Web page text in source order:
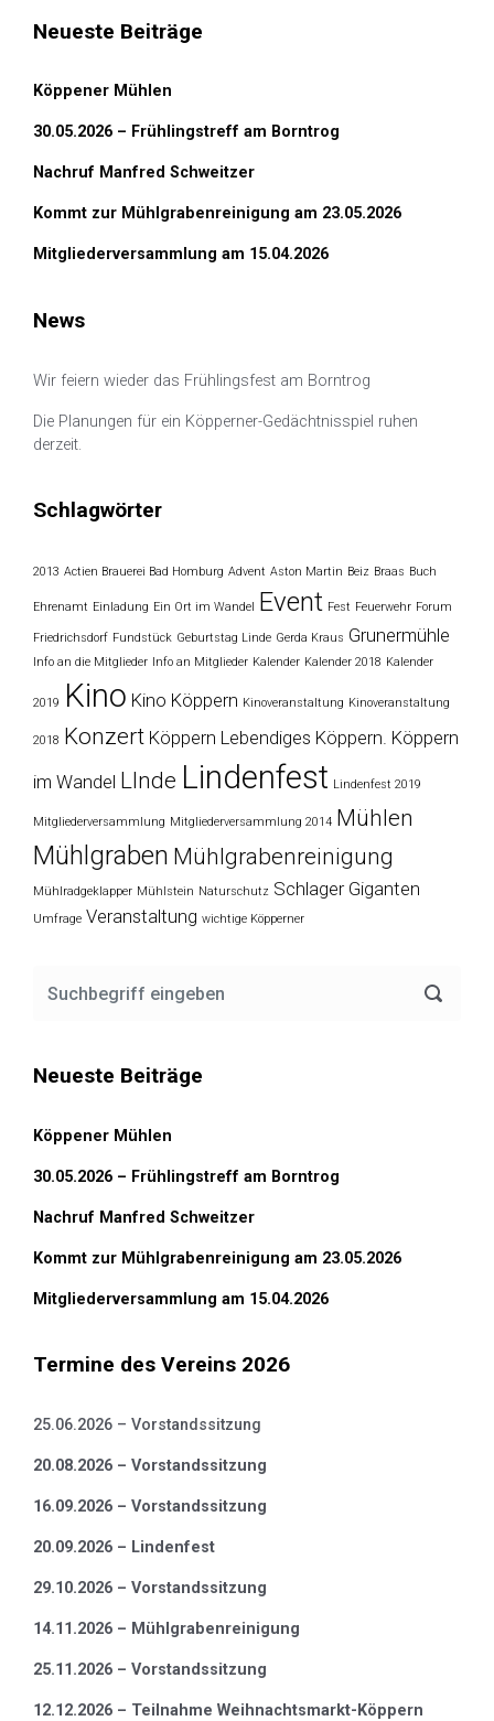
Neueste Beiträge
Köppener Mühlen
30.05.2026 – Frühlingstreff am Borntrog
Nachruf Manfred Schweitzer
Kommt zur Mühlgrabenreinigung am 23.05.2026
Mitgliederversammlung am 15.04.2026
News
Wir feiern wieder das Frühlingsfest am Borntrog
Die Planungen für ein Köpperner-Gedächtnisspiel ruhen
derzeit.
Schlagwörter
2013 Actien Brauerei Bad Homburg Advent Aston Martin Beiz Braas Buch
Ehrenamt Einladung Ein Ort im Wandel Event Fest Feuerwehr Forum
Friedrichsdorf Fundstück Geburtstag Linde Gerda Kraus Grunermühle
Info an die Mitglieder Info an Mitglieder Kalender Kalender 2018 Kalender
2019 Kino Kino Köppern Kinoveranstaltung Kinoveranstaltung
2018 Konzert Köppern Lebendiges Köppern. Köppern
im Wandel LInde Lindenfest Lindenfest 2019
Mitgliederversammlung Mitgliederversammlung 2014 Mühlen
Mühlgraben Mühlgrabenreinigung
Mühlradgeklapper Mühlstein Naturschutz Schlager Giganten
Umfrage Veranstaltung wichtige Köpperner
Neueste Beiträge
Köppener Mühlen
30.05.2026 – Frühlingstreff am Borntrog
Nachruf Manfred Schweitzer
Kommt zur Mühlgrabenreinigung am 23.05.2026
Mitgliederversammlung am 15.04.2026
Termine des Vereins 2026
25.06.2026 – Vorstandssitzung
20.08.2026 – Vorstandssitzung
16.09.2026 – Vorstandssitzung
20.09.2026 – Lindenfest
29.10.2026 – Vorstandssitzung
14.11.2026 – Mühlgrabenreinigung
25.11.2026 – Vorstandssitzung
12.12.2026 – Teilnahme Weihnachtsmarkt-Köppern